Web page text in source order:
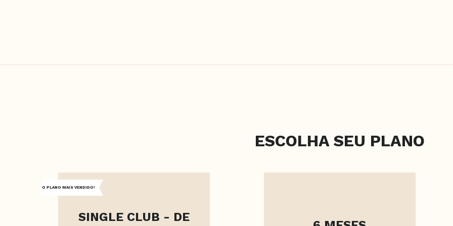
ESCOLHA SEU PLANO
O PLANO MAIS VENDIDO!
SINGLE CLUB - DE